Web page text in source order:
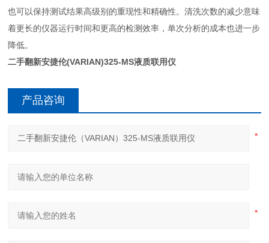
也可以保持测试结果高级别的重现性和精确性。清洗次数的减少意味
着更长的仪器运行时间和更高的检测效率，单次分析的成本也进一步
降低。
二手翻新安捷伦(VARIAN)325-MS液质联用仪
产品咨询